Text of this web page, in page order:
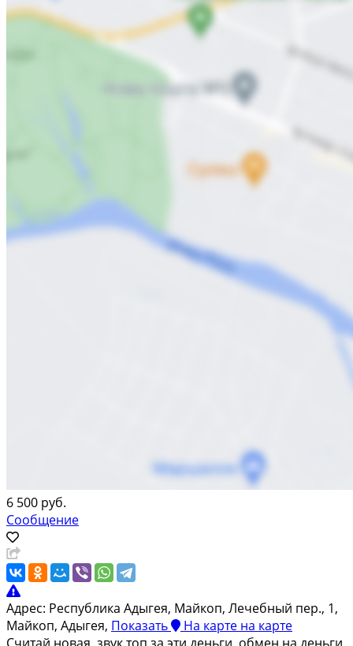
6 500 руб.
Сообщение
Адрес: Республика Адыгея, Майкоп, Лечебный пер., 1,
Майкоп, Адыгея, Показать На карте на карте